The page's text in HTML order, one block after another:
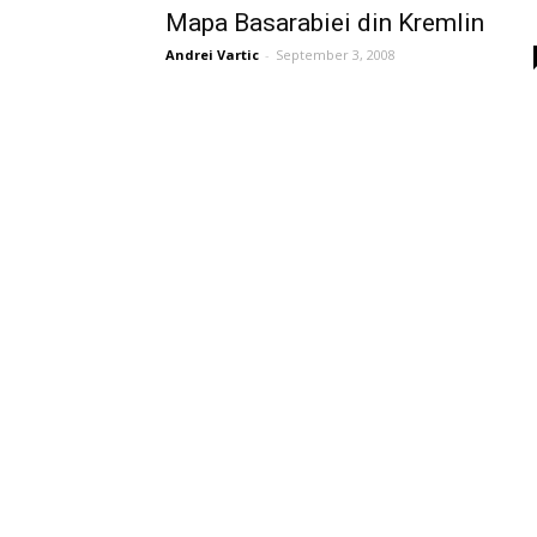
Mapa Basarabiei din Kremlin
Andrei Vartic - September 3, 2008